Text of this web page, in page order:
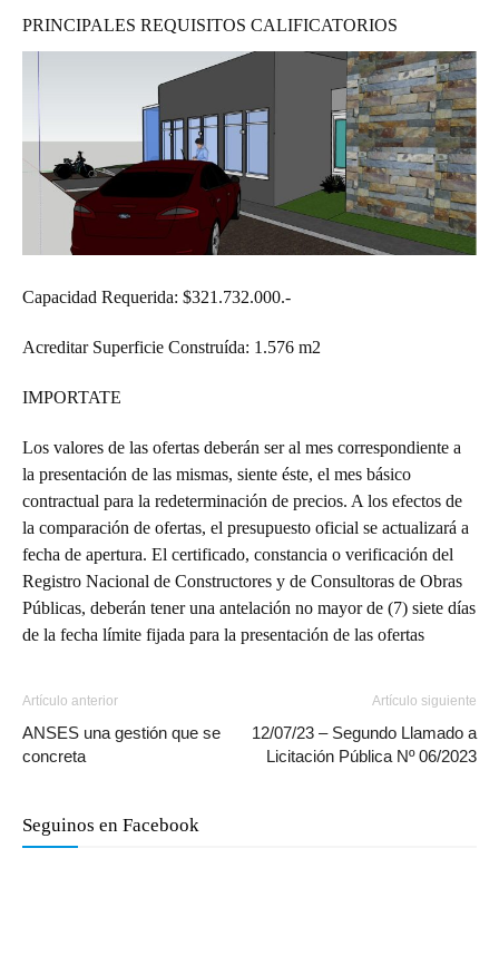
PRINCIPALES REQUISITOS CALIFICATORIOS
Capacidad Requerida: $321.732.000.-
Acreditar Superficie Construída: 1.576 m2
IMPORTATE
Los valores de las ofertas deberán ser al mes correspondiente a
la presentación de las mismas, siente éste, el mes básico
contractual para la redeterminación de precios. A los efectos de
la comparación de ofertas, el presupuesto oficial se actualizará a
fecha de apertura. El certificado, constancia o verificación del
Registro Nacional de Constructores y de Consultoras de Obras
Públicas, deberán tener una antelación no mayor de (7) siete días
de la fecha límite fijada para la presentación de las ofertas
Artículo anterior
ANSES una gestión que se
concreta
Artículo siguiente
12/07/23 – Segundo Llamado a
Licitación Pública Nº 06/2023
Seguinos en Facebook